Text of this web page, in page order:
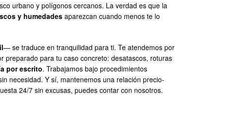
urbano y polígonos cercanos. La verdad es que la
y humedadesaparezcan cuando menos te lo
— se traduce en tranquilidad para ti. Te atendemos por
preparado para tu caso concreto: desatascos, roturas
por escrito. Trabajamos bajo procedimientos
necesidad. Y sí, mantenemos una relación precio-
24/7 sin excusas, puedes contar con nosotros.